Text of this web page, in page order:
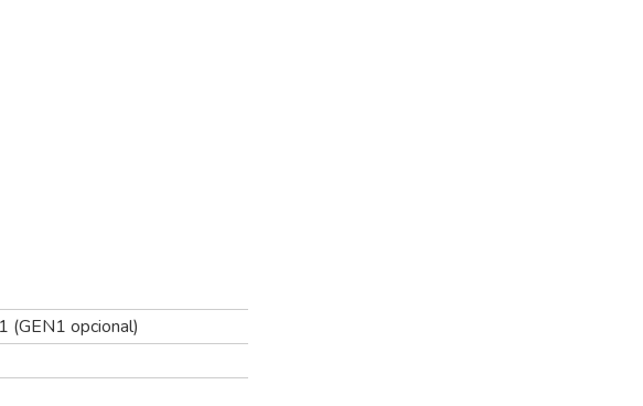
(GEN1 opcional)